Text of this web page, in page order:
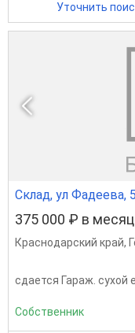
Уточнить
Склад, ул Фадеева,
375 000 ₽ в месяц
Краснодарский край,
сдается Гараж. сухой
Собственник